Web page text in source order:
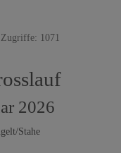
Zugriffe: 1071
2026
Stahe